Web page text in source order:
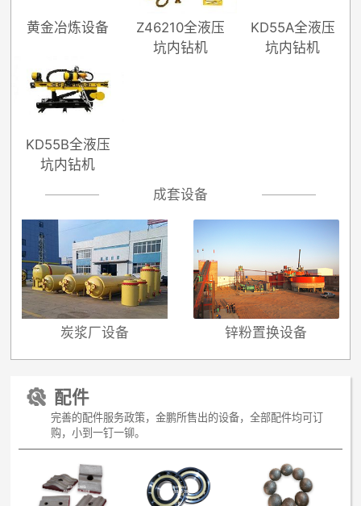
黄金冶炼设备
Z46210全液压
坑内钻机
KD55A全液压
坑内钻机
KD55B全液压
坑内钻机
成套设备
炭浆厂设备 锌粉置换设备
 配件
完善的配件服务政策，金鹏所售出的设备，全部配件均可订
购，小到一钉一铆。